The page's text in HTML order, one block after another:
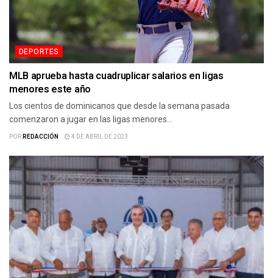
DEPORTES
MLB aprueba hasta cuadruplicar salarios en ligas
menores este año
Los cientos de dominicanos que desde la semana pasada
comenzaron a jugar en las ligas menores...
PORREDACCIÓN 4 DE ABRIL DE 2023